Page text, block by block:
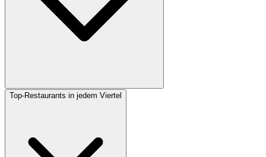
Top-Restaurants in jedem Viertel